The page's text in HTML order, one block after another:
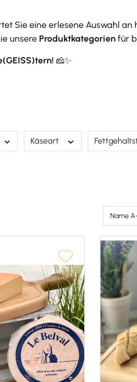
Sie eine erlesene Auswahl
unsere Produktkategorienfür
🧀✨
Käseart